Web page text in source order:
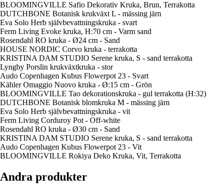
BLOOMINGVILLE Safio Dekorativ Kruka, Brun, Terrakotta
DUTCHBONE Botanisk krukväxt L - mässing järn
Eva Solo Herb självbevattningskruka - svart
Ferm Living Evoke kruka, H:70 cm - Varm sand
Rosendahl RO kruka - Ø24 cm - Sand
HOUSE NORDIC Corvo kruka - terrakotta
KRISTINA DAM STUDIO Serene kruka, S - sand terrakotta
Lyngby Porslin krukväxtkruka - stor
Audo Copenhagen Kubus Flowerpot 23 - Svart
Kähler Omaggio Nuovo kruka - Ø:15 cm - Grön
BLOOMINGVILLE Tao dekorationskruka - gul terrakotta (H:32)
DUTCHBONE Botanisk blomkruka M - mässing järn
Eva Solo Herb självbevattningskruka - vit
Ferm Living Corduroy Pot - Off-white
Rosendahl RO kruka - Ø30 cm - Sand
KRISTINA DAM STUDIO Serene kruka, S - sand terrakotta
Audo Copenhagen Kubus Flowerpot 23 - Vit
BLOOMINGVILLE Rokiya Deko Kruka, Vit, Terrakotta
Andra produkter